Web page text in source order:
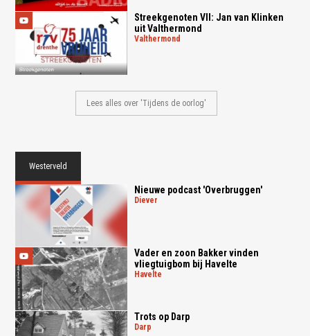
Streekgenoten VII: Jan van Klinken
uit Valthermond
valthermond
Lees alles over 'Tijdens de oorlog'
Westerveld
Nieuwe podcast 'Overbruggen'
diever
Vader en zoon Bakker vinden
vliegtuigbom bij Havelte
havelte
Trots op Darp
darp